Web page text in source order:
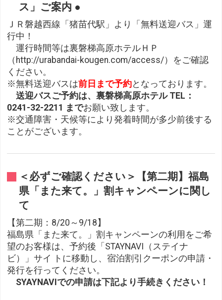
ス」ご案内 ●
ＪＲ磐越西線「猪苗代駅」より「無料送迎バス」運
行中！
運行時間等は裏磐梯高原ホテルＨＰ
（http://urabandai-kougen.com/access/）をご確認
ください。
※無料送迎バスは前日まで予約となっております。
送迎バスご予約は、裏磐梯高原ホテル TEL：
0241-32-2211 までお願い致します。
※交通障害・天候等により発着時間が多少前後する
ことがございます。
＜必ずご確認ください＞【第二期】福島
県「また来て。」割キャンペーンに関し
て
【第二期：8/20～9/18】
福島県「また来て。」割キャンペーンの利用をご希
望のお客様は、予約後「STAYNAVI（ステイナ
ビ）」サイ トに移動し、宿泊割引クーポンの申請・
発行を行ってください。
SYAYNAVIでの申請は下記より手続きください！